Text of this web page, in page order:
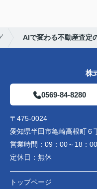
AIで変わる不動産査定
株
0569-84-8280
〒475-0024
愛知県半田市亀崎高根町６
営業時間： 09：00～18：00
定休日： 無休
トップページ